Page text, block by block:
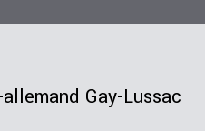
Gay-Lussac